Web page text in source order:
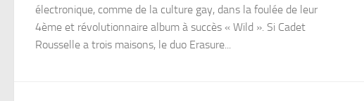
électronique, comme de la culture gay, dans la foulée de leur
4ème et révolutionnaire album à succès « Wild ». Si Cadet
Rousselle a trois maisons, le duo Erasure...